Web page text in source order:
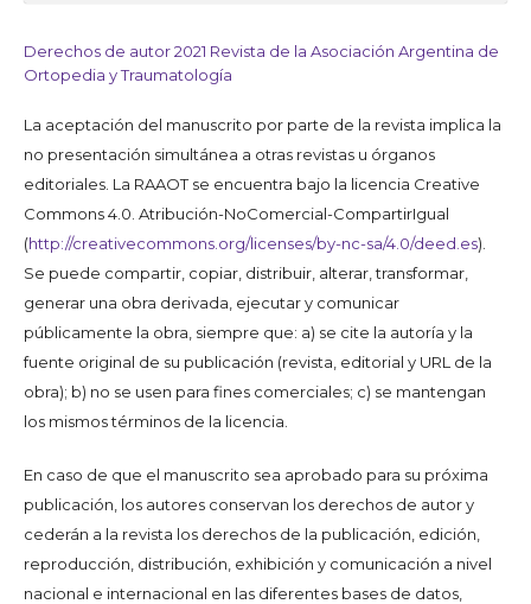
Derechos de autor 2021 Revista de la Asociación Argentina de
Ortopedia y Traumatología
La aceptación del manuscrito por parte de la revista implica la
no presentación simultánea a otras revistas u órganos
editoriales. La RAAOT se encuentra bajo la licencia Creative
Commons 4.0. Atribución-NoComercial-CompartirIgual
(http://creativecommons.org/licenses/by-nc-sa/4.0/deed.es).
Se puede compartir, copiar, distribuir, alterar, transformar,
generar una obra derivada, ejecutar y comunicar
públicamente la obra, siempre que: a) se cite la autoría y la
fuente original de su publicación (revista, editorial y URL de la
obra); b) no se usen para fines comerciales; c) se mantengan
los mismos términos de la licencia.
En caso de que el manuscrito sea aprobado para su próxima
publicación, los autores conservan los derechos de autor y
cederán a la revista los derechos de la publicación, edición,
reproducción, distribución, exhibición y comunicación a nivel
nacional e internacional en las diferentes bases de datos,